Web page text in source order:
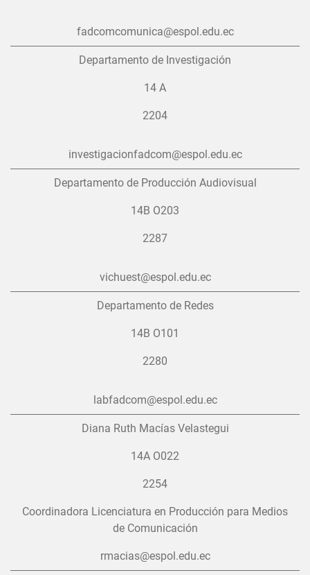
fadcomcomunica@espol.edu.ec
Departamento de Investigación
14 A
2204
investigacionfadcom@espol.edu.ec
Departamento de Producción Audiovisual
14B O203
2287
vichuest@espol.edu.ec
Departamento de Redes
14B O101
2280
labfadcom@espol.edu.ec
Diana Ruth Macías Velastegui
14A O022
2254
Coordinadora Licenciatura en Producción para Medios
de Comunicación
rmacias@espol.edu.ec